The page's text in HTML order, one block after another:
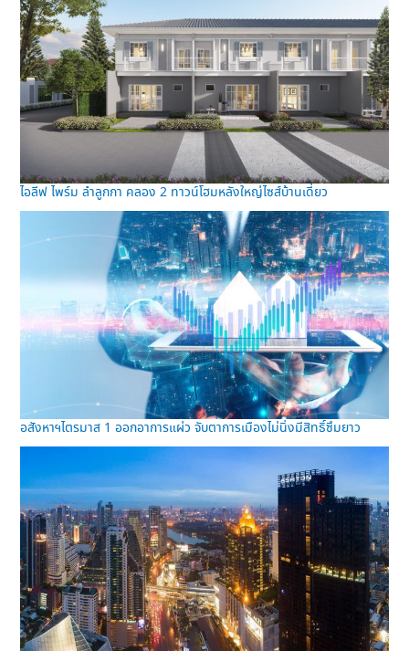
ไอลีฟ ไพร์ม ลำลูกกา คลอง 2 ทาวน์โฮมหลังใหญ่ไซส์บ้านเดี่ยว
อสังหาฯไตรมาส 1 ออกอาการแผ่ว จับตาการเมืองไม่นิ่งมีสิทธิ์ซึมยาว